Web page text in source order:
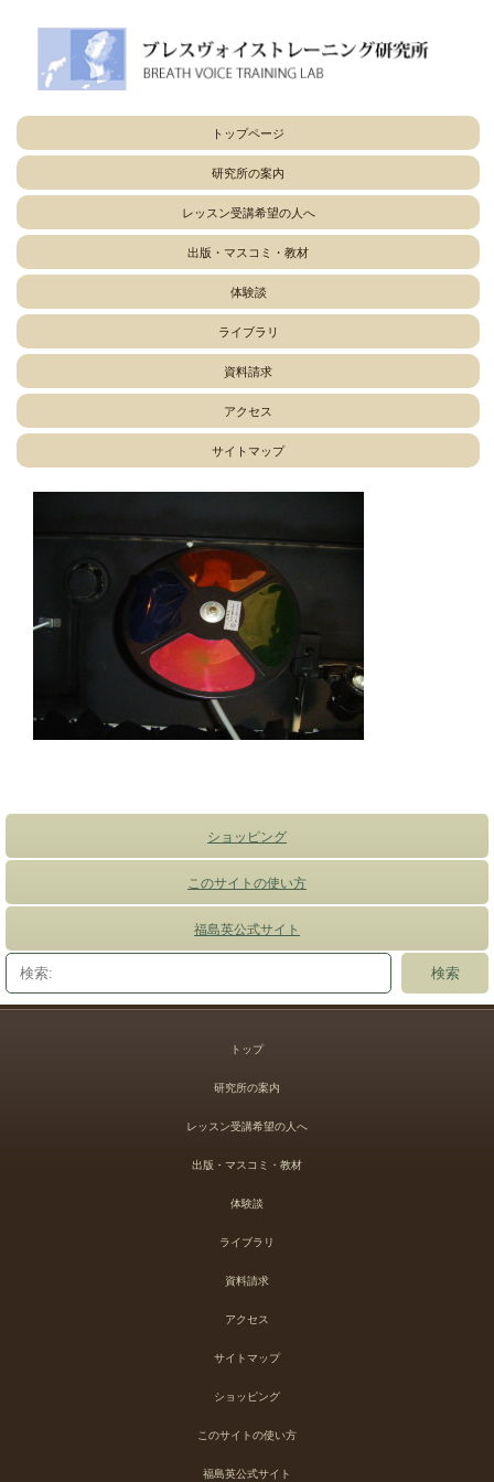
トップページ
研究所の案内
レッスン受講希望の人へ
出版・マスコミ・教材
体験談
ライブラリ
資料請求
アクセス
サイトマップ
ショッピング
このサイトの使い方
福島英公式サイト
トップ
研究所の案内
レッスン受講希望の人へ
出版・マスコミ・教材
体験談
ライブラリ
資料請求
アクセス
サイトマップ
ショッピング
このサイトの使い方
福島英公式サイト